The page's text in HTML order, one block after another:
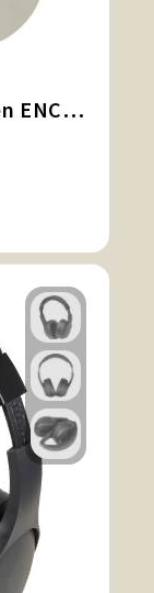
Hoggar opvouwbare ANC en ENC koptelefoon van gerecycled plastic